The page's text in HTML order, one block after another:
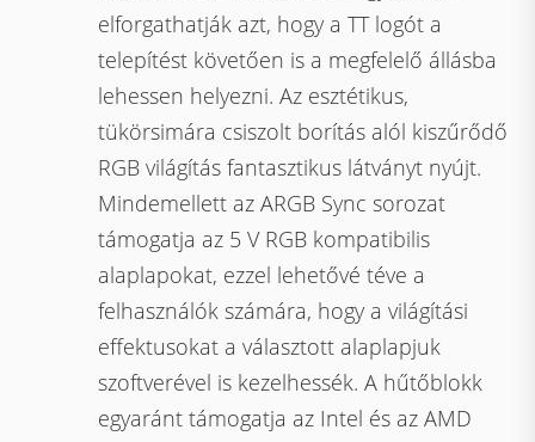
elforgathatják azt, hogy a TT logót a
telepítést követően is a megfelelő állásba
lehessen helyezni. Az esztétikus,
tükörsimára csiszolt borítás alól kiszűrődő
RGB világítás fantasztikus látványt nyújt.
Mindemellett az ARGB Sync sorozat
támogatja az 5 V RGB kompatibilis
alaplapokat, ezzel lehetővé téve a
felhasználók számára, hogy a világítási
effektusokat a választott alaplapjuk
szoftverével is kezelhessék. A hűtőblokk
egyaránt támogatja az Intel és az AMD